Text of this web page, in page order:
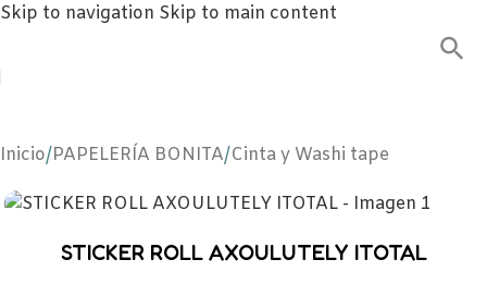
Skip to navigation Skip to main content
Inicio/PAPELERÍA BONITA/Cinta y Washi tape
STICKER ROLL AXOULUTELY ITOTAL